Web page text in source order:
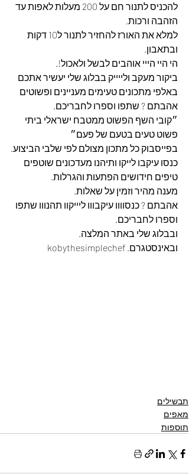
להכניס לתנור חם על 200 מעלות לאפות עד
הזהבה ורכות,
למלא את האורז להחזיר לתנור ל10 דקות
ובתאבון.
הי היי הייי אוהבים לבשל ולאכול!.
ביקור מעקב ולייייק בבלוג שלי יעשיר אתכם
באלפי מתכונים טעימים מעניינים ופשוטים
אהבתם ? שתפו וספרו לחבריכם.
״קובי השף הפשוט ממטבח ישראלי ביתי
פשוט טעים בטעם של פעם״
בפייסבוק כל מתכון מצולם לפי שלבי הביצוע.
כנסו עיקבו לייקו ותיהנו מעדכונים שוטפים
טיפים חידושים הפתעות והגרלות.
מענה מהיר וזמין על שאלות.
אהבתם ? כנסוווו עיקבווו ליייקוו תהנווו שתפו
וספרו לחבריכם.
ובבלוג שלי באתר המלצה.
ובאינסטגרם. kobythesimplechef
תבשילים
מאפים
תוספות